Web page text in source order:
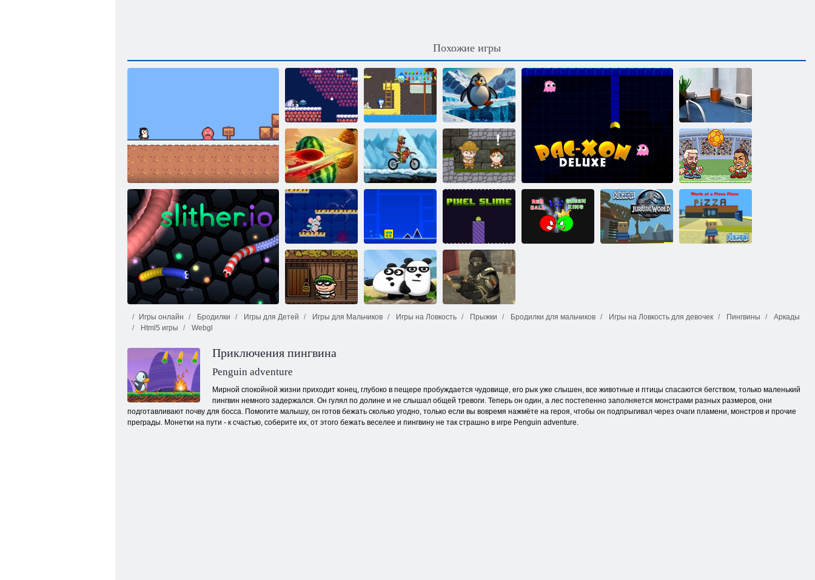
Похожие игры
Супер Пингвины 16
Восстание
пингвинов
Приключения
пингвина
Нильса
Скольжение
пингвинов:
Монетная
лихорадка
Бросьте бумагу
Фруктовый
ниндзя
Слизер ио
Инки:
Приключения
Головы на
арене: Евро
футбол
Сырная
лаборатория
Геометрия
Даш: Полная
Версия
Пиксельная
слизь
Игры онлайн Бродилки Игры для Детей Игры для Мальчиков Игры на Ловкость Прыжки Бродилки для мальчиков Игры на Ловкость для девочек Пингвины
Аркады
Html5 игры
Webgl
Приключения пингвина
Penguin adventure
Мирной спокойной жизни приходит конец, глубоко в пещере пробуждается чудовище, его рык уже слышен, все животные и птицы спасаются бегством, только маленький
пингвин немного задержался. Он гулял по долине и не слышал общей тревоги. Теперь он один, а лес постепенно заполняется монстрами разных размеров, они
подготавливают почву для босса. Помогите малышу, он готов бежать сколько угодно, только если вы вовремя нажмёте на героя, чтобы он подпрыгивал через очаги пламени, монстров и прочие
преграды. Монетки на пути - к счастью, соберите их, от этого бежать веселее и пингвину не так страшно в игре Penguin adventure.